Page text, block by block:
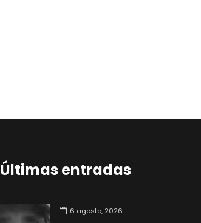
Últimas entradas
6 agosto, 2026